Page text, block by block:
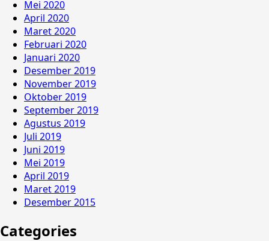
Mei 2020
April 2020
Maret 2020
Februari 2020
Januari 2020
Desember 2019
November 2019
Oktober 2019
September 2019
Agustus 2019
Juli 2019
Juni 2019
Mei 2019
April 2019
Maret 2019
Desember 2015
Categories